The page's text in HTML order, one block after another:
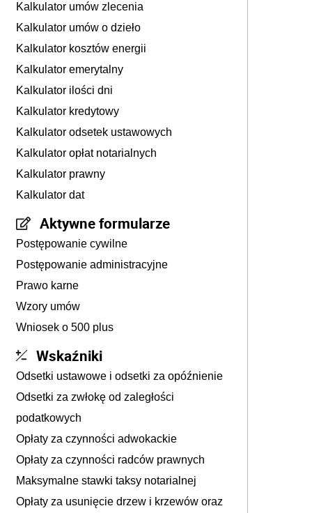
Kalkulator umów zlecenia
Kalkulator umów o dzieło
Kalkulator kosztów energii
Kalkulator emerytalny
Kalkulator ilości dni
Kalkulator kredytowy
Kalkulator odsetek ustawowych
Kalkulator opłat notarialnych
Kalkulator prawny
Kalkulator dat
Aktywne formularze
Postępowanie cywilne
Postępowanie administracyjne
Prawo karne
Wzory umów
Wniosek o 500 plus
Wskaźniki
Odsetki ustawowe i odsetki za opóźnienie
Odsetki za zwłokę od zaległości
podatkowych
Opłaty za czynności adwokackie
Opłaty za czynności radców prawnych
Maksymalne stawki taksy notarialnej
Opłaty za usunięcie drzew i krzewów oraz